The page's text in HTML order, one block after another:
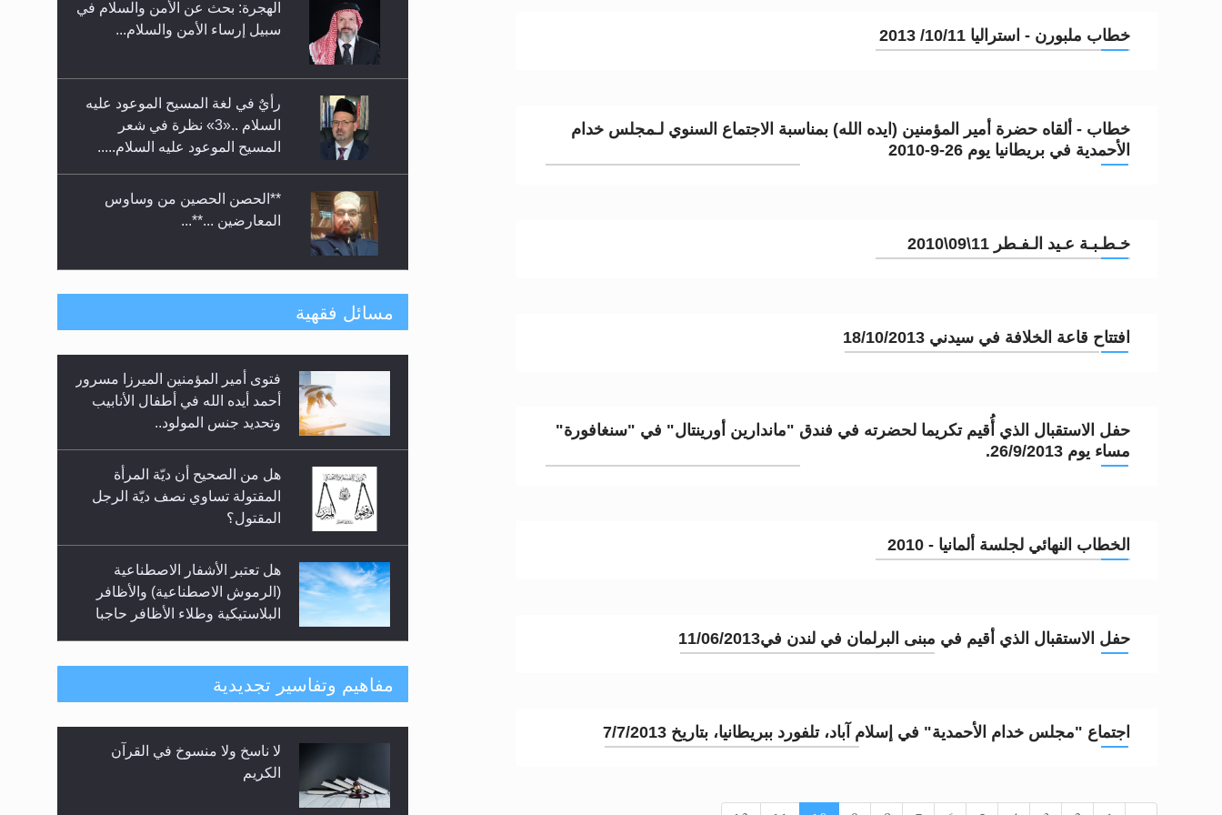
خطاب ملبورن - استراليا 10/11/ 2013
خطاب - ألقاه حضرة أمير المؤمنين (ايده الله) بمناسبة الاجتماع السنوي لـمجلس خدام
الأحمدية في بريطانيا يوم 26-9-2010
خـطـبـة عـيد الـفـطر 11\09\2010
افتتاح قاعة الخلافة في سيدني 18/10/2013
حفل الاستقبال الذي أُقيم تكريما لحضرته في فندق "ماندارين أورينتال" في "سنغافورة"
مساء يوم 26/9/2013.
الخطاب النهائي لجلسة ألمانيا - 2010
حفل الاستقبال الذي أقيم في مبنى البرلمان في لندن في11/06/2013
اجتماع "مجلس خدام الأحمدية" في إسلام آباد، تلفورد ببريطانيا، بتاريخ 7/7/2013
حفل توزيع الشهادات في الجامعة
الأحمدية بنيجيريا لعام 2025
الهجرة: بحث عن الأمن والسلام في
سبيل إرساء الأمن والسلام...
رأيٌ في لغة المسيح الموعود عليه
السلام ..«3» نظرة في شعر
المسيح الموعود عليه السلام.....
**الحصن الحصين من وساوس
المعارضين ...**...
متطلَّبات التّحريك الجديد...
رأيٌ في لغة المسيح الموعود عليه
السلام.. 4...
مسائل فقهية
فتوى أمير المؤمنين الميرزا مسرور
أحمد أيده الله في أطفال الأنابيب
وتحديد جنس المولود..
هل من الصحيح أن ديّة المرأة
المقتولة تساوي نصف ديّة الرجل
المقتول؟
هل تعتبر الأشفار الاصطناعية
(الرموش الاصطناعية) والأظافر
البلاستيكية وطلاء الأظافر حاجبا
هل يُحسب حول الزكاة وفق السنة
الميلادية أو الهجرية؟
هل يجوز فتح مشروع كوافير نسائي
للمحجبات وغير المحجبات؟
مفاهيم وتفاسير تجديدية
لا ناسخ ولا منسوخ في القرآن
الكريم